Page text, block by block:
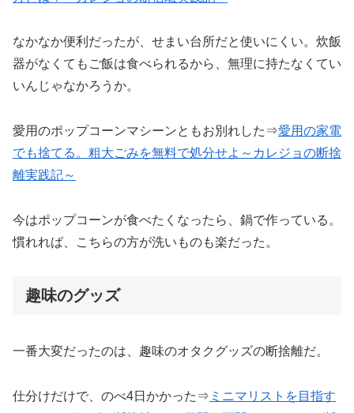
なかなか便利だったが、せまい台所だと使いにくい。炊飯
器がなくてもご飯は食べられるから、無理に持たなくてい
いんじゃなかろうか。
愛用のポップコーンマシーンともお別れした⇒愛用の家電
でも捨てる。粗大ごみを無料で処分せよ～カレジョの断捨
離実践記～
今はポップコーンが食べたくなったら、鍋で作っている。
慣れれば、こちらの方が洗いものも楽だった。
趣味のグッズ
一番大変だったのは、趣味のオタクグッズの断捨離だ。
仕分けだけで、のべ4日かかった⇒ ミニマリストを目指す